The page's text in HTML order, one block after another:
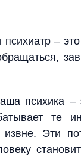
–
психика –
те
Эти